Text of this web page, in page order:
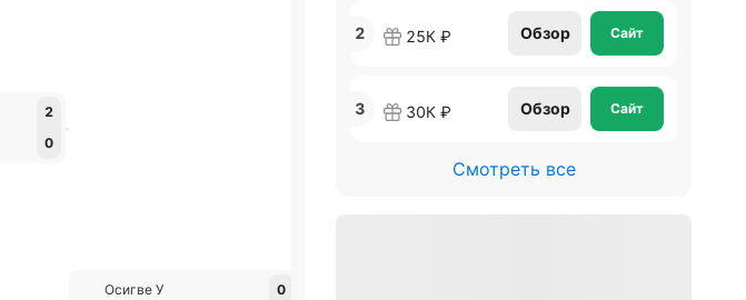
2
0
Осигве У
0
2 25К ₽ Обзор Сайт
3 30К ₽ Обзор Сайт
Смотреть все